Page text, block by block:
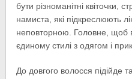
бути різноманітні квіточки,
намиста, які підкреслюють
неповторною. Головне, щоб
єдиному стилі з одягом і
До довгого волосся підійде